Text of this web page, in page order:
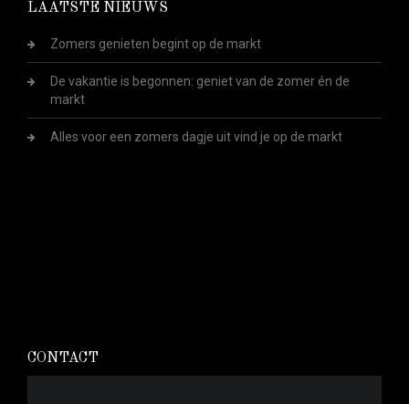
LAATSTE NIEUWS
Zomers genieten begint op de markt
De vakantie is begonnen: geniet van de zomer én de
markt
Alles voor een zomers dagje uit vind je op de markt
CONTACT